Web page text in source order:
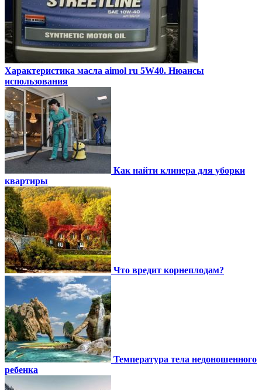
Характеристика масла aimol ru 5W40. Нюансы
использования
Как найти клинера для уборки
квартиры
Что вредит корнеплодам?
Температура тела недоношенного
ребенка